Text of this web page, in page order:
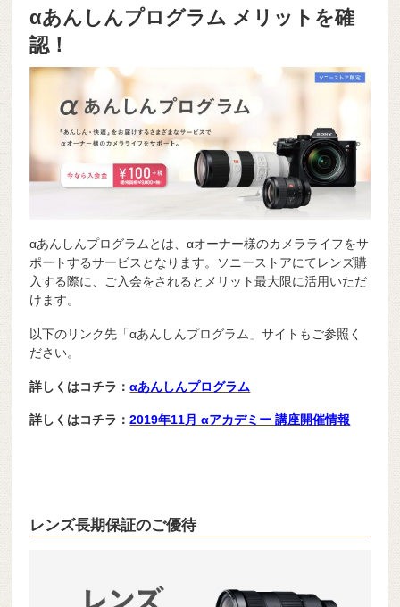
αあんしんプログラム メリットを確
認！
αあんしんプログラムとは、αオーナー様のカメラライフをサ
ポートするサービスとなります。ソニーストアにてレンズ購
入する際に、ご入会をされるとメリット最大限に活用いただ
けます。
以下のリンク先「αあんしんプログラム」サイトもご参照く
ださい。
詳しくはコチラ：αあんしんプログラム
詳しくはコチラ：2019年11月 αアカデミー 講座開催情報
レンズ長期保証のご優待